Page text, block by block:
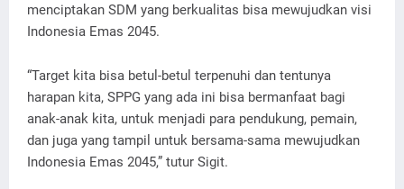
menciptakan SDM yang berkualitas bisa mewujudkan visi
Indonesia Emas 2045.
“Target kita bisa betul-betul terpenuhi dan tentunya
harapan kita, SPPG yang ada ini bisa bermanfaat bagi
anak-anak kita, untuk menjadi para pendukung, pemain,
dan juga yang tampil untuk bersama-sama mewujudkan
Indonesia Emas 2045,” tutur Sigit.